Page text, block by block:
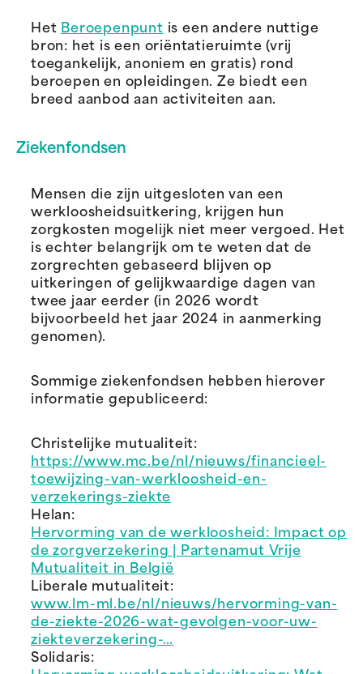
Het Beroepenpunt is een andere nuttige
bron: het is een oriëntatieruimte (vrij
toegankelijk, anoniem en gratis) rond
beroepen en opleidingen. Ze biedt een
breed aanbod aan activiteiten aan.
Ziekenfondsen
Mensen die zijn uitgesloten van een
werkloosheidsuitkering, krijgen hun
zorgkosten mogelijk niet meer vergoed. Het
is echter belangrijk om te weten dat de
zorgrechten gebaseerd blijven op
uitkeringen of gelijkwaardige dagen van
twee jaar eerder (in 2026 wordt
bijvoorbeeld het jaar 2024 in aanmerking
genomen).
Sommige ziekenfondsen hebben hierover
informatie gepubliceerd:
Christelijke mutualiteit:
https://www.mc.be/nl/nieuws/financieel-
toewijzing-van-werkloosheid-en-
verzekerings-ziekte
Helan:
Hervorming van de werkloosheid: Impact op
de zorgverzekering | Partenamut Vrije
Mutualiteit in België
Liberale mutualiteit:
www.lm-ml.be/nl/nieuws/hervorming-van-
de-ziekte-2026-wat-gevolgen-voor-uw-
ziekteverzekering-…
Solidaris: